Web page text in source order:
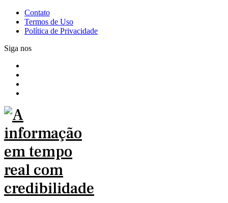
Contato
Termos de Uso
Política de Privacidade
Siga nos